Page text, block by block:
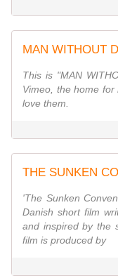
MAN WITHOUT
This is "MAN
Vimeo, the home
love them.
THE SUNKEN
'The Sunken
Danish short film
and inspired by the
film is produced by